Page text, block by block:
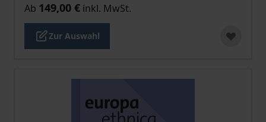
Ab 149,00 € inkl. MwSt.
Zur Auswahl